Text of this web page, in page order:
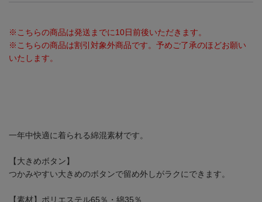
※こちらの商品は発送までに10日前後いただきます。
※こちらの商品は割引対象外商品です。予めご了承のほどお願い
いたします。
一年中快適に着られる綿混素材です。
【大きめボタン】
つかみやすい大きめのボタンで留め外しがラクにできます。
【素材】ポリエステル65％・綿35％